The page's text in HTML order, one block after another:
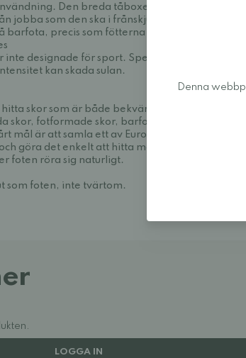
Den breda tåboxen ger tårna
jobba som den ska i frånskjutet. I designen har
barfota, precis som fötterna helst vill röra sig.
inte designade för sport. Speciellt cykling,
kan skada sulan.
skor som är både bekväma och snygga. Vi
skor, fotformade skor, barfotaskor och
mål är att samla ett av Europas bästa utbud av
göra det enkelt att hitta modeller som ger
foten röra sig naturligt.
som foten, inte tvärtom.
LOGGA IN
Denna